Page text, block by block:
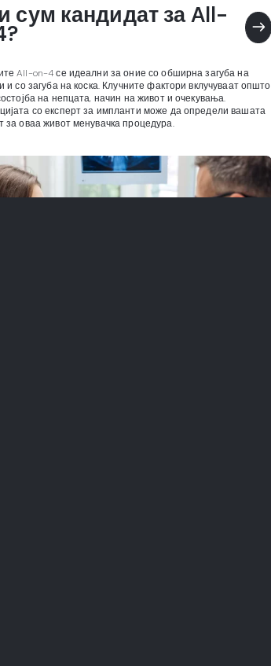
сум кандидат за All- east
All-on-4 се идеални за оние со обширна загуба на
и со загуба на коска. Клучните фактори вклучуваат општо
на непцата, начин на живот и очекувања.
со експерт за импланти може да определи вашата
за оваа живот менувачка процедура.